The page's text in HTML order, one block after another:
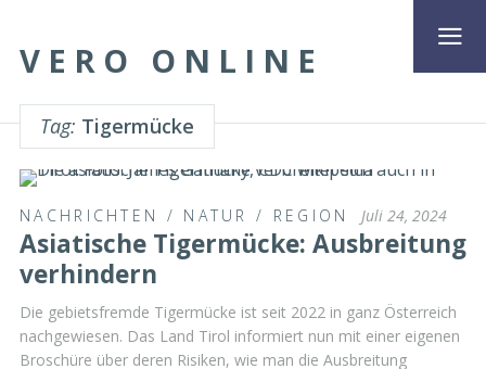
VERO ONLINE
Tag: Tigermücke
NACHRICHTEN / NATUR / REGION Juli 24, 2024
Asiatische Tigermücke: Ausbreitung
verhindern
Die gebietsfremde Tigermücke ist seit 2022 in ganz Österreich
nachgewiesen. Das Land Tirol informiert nun mit einer eigenen
Broschüre über deren Risiken, wie man die Ausbreitung